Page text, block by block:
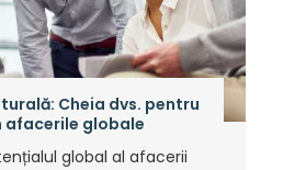
Cheia dvs. pentru
afacerile globale
global al afacerii